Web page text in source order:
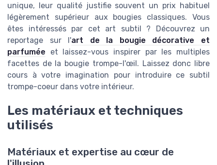
unique, leur qualité justifie souvent un prix habituel
légèrement supérieur aux bougies classiques. Vous
êtes intéressés par cet art subtil ? Découvrez un
reportage sur l'art de la bougie décorative et
parfumée et laissez-vous inspirer par les multiples
facettes de la bougie trompe-l'œil. Laissez donc libre
cours à votre imagination pour introduire ce subtil
trompe-coeur dans votre intérieur.
Les matériaux et techniques
utilisés
Matériaux et expertise au cœur de